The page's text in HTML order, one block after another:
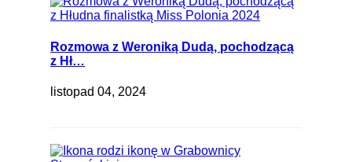
Rozmowa z Weroniką Dudą, pochodzącą
z Hł…
listopad 04, 2024